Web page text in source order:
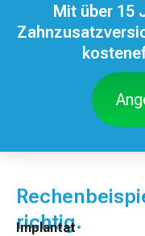
Mit über 15
richtig.
Implantat